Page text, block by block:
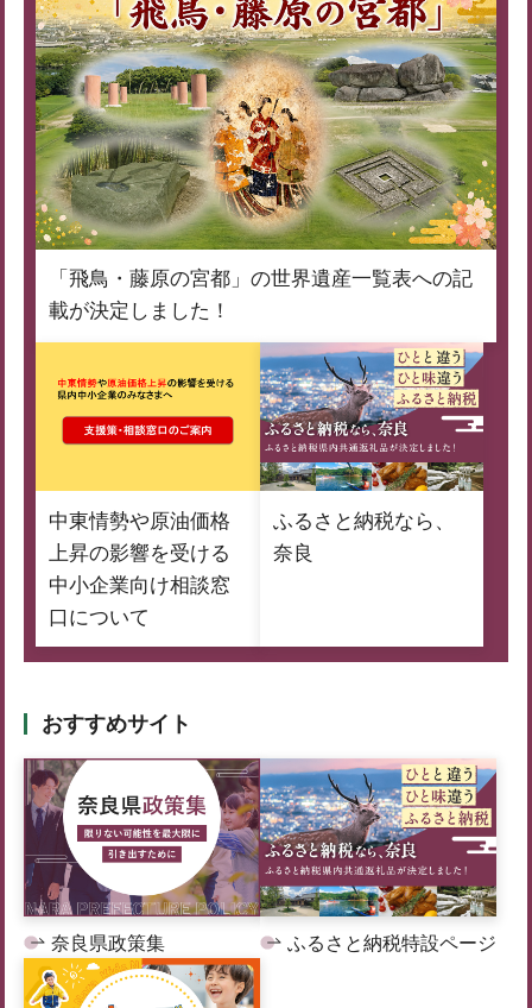
「飛鳥・藤原の宮都」の世界遺産一覧表への記
載が決定しました！
中東情勢や原油価格
上昇の影響を受ける
中小企業向け相談窓
口について
ふるさと納税なら、
奈良
おすすめサイト
奈良県政策集 ふるさと納税特設ページ